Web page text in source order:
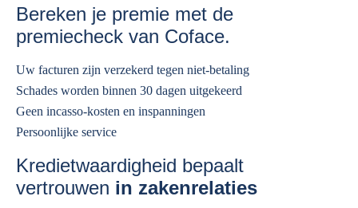
Bereken je premie met de
premiecheck van Coface.
Uw facturen zijn verzekerd tegen niet-betaling
Schades worden binnen 30 dagen uitgekeerd
Geen incasso-kosten en inspanningen
Persoonlijke service
Kredietwaardigheid bepaalt
vertrouwen in zakenrelaties